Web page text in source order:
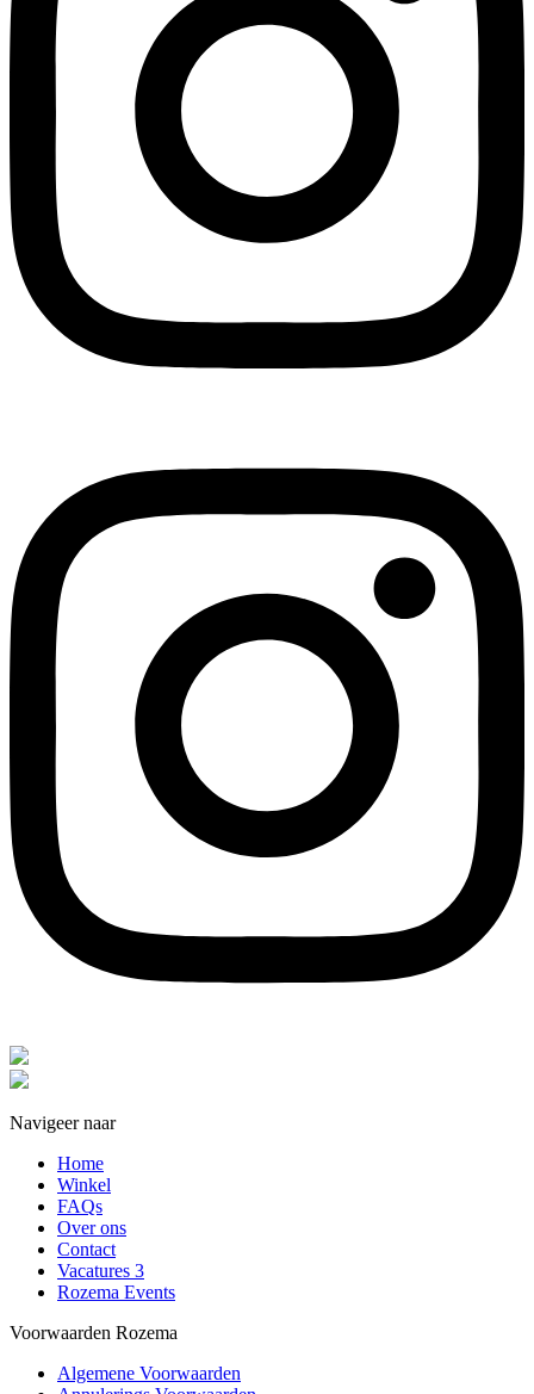
Navigeer naar
Home
Winkel
FAQs
Over ons
Contact
Vacatures 3
Rozema Events
Voorwaarden Rozema
Algemene Voorwaarden